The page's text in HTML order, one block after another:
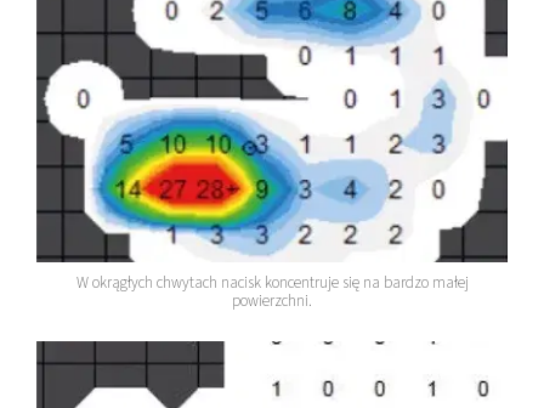
W okrągłych chwytach nacisk koncentruje się na bardzo małej
powierzchni.